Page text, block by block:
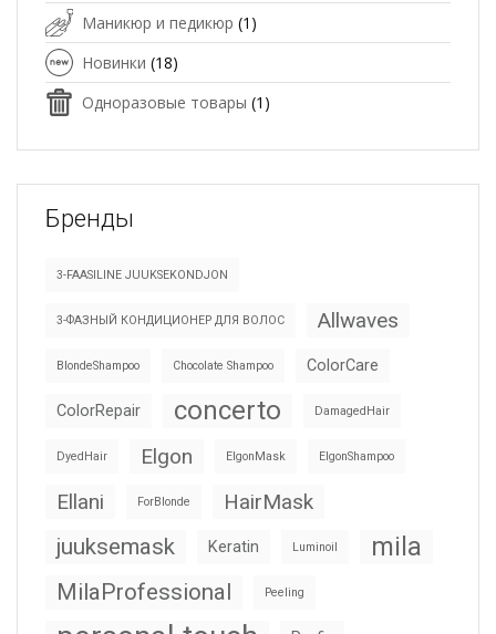
Маникюр и педикюр (1)
Новинки (18)
Одноразовые товары (1)
Бренды
3-FAASILINE JUUKSEKONDJON
3-ФАЗНЫЙ КОНДИЦИОНЕР ДЛЯ ВОЛОС Allwaves
BlondeShampoo Chocolate Shampoo ColorCare
ColorRepair concerto DamagedHair
DyedHair Elgon ElgonMask ElgonShampoo
Ellani ForBlonde HairMask
juuksemask Keratin Luminoil mila
MilaProfessional Peeling